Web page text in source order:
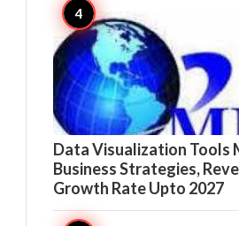
Data Visualization Tools
Business Strategies,
Growth Rate Upto 2027